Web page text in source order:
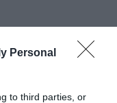
Personal
to third parties, or